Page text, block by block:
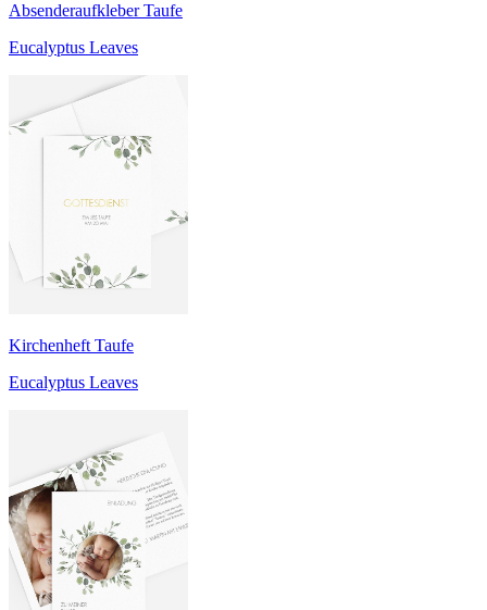
Absenderaufkleber Taufe
Eucalyptus Leaves
Kirchenheft Taufe
Eucalyptus Leaves